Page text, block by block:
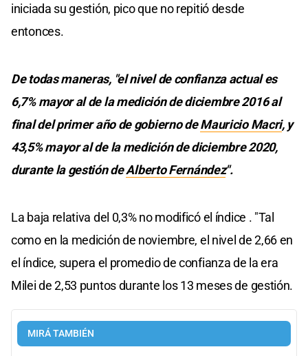
iniciada su gestión, pico que no repitió desde
entonces.
De todas maneras, "el nivel de confianza actual es
6,7% mayor al de la medición de diciembre 2016 al
final del primer año de gobierno deMauricio Macri, y
43,5% mayor al de la medición de diciembre 2020,
durante la gestión deAlberto Fernández".
La baja relativa del 0,3% no modificó el índice . "Tal
como en la medición de noviembre, el nivel de 2,66 en
el índice, supera el promedio de confianza de la era
Milei de 2,53 puntos durante los 13 meses de gestión.
MIRÁ TAMBIÉN